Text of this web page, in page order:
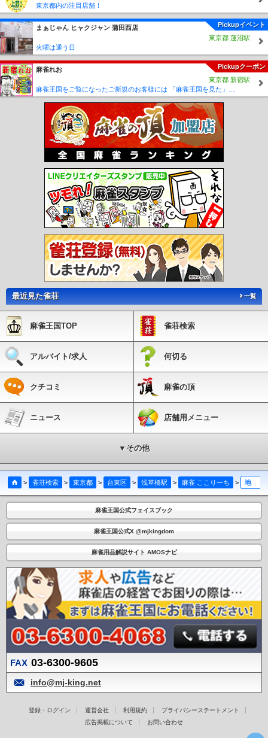
東京都内の注目店舗！
Pickupイベント
まぁじゃん ヒャクジャン 蒲田西店
東京都 蓮沼駅
火曜は通う日
Pickupクーポン
麻雀れお
東京都 新宿駅
最近見た雀荘 一覧
麻雀王国TOP 雀荘検索
アルバイト/求人 何切る
クチコミ 麻雀の頂
ニュース 店舗用メニュー
▼その他
> 雀荘検索 > 東京都 > 台東区 > 浅草橋駅 > 麻雀 ここりーち > 地図
麻雀王国公式フェイスブック
麻雀王国公式X @mjkingdom
麻雀用品解説サイト AMOSナビ
FAX 03-6300-9605
info@mj-king.net
登録・ログイン 運営会社 利用規約
プライバシーステートメント
広告掲載について
お問い合わせ